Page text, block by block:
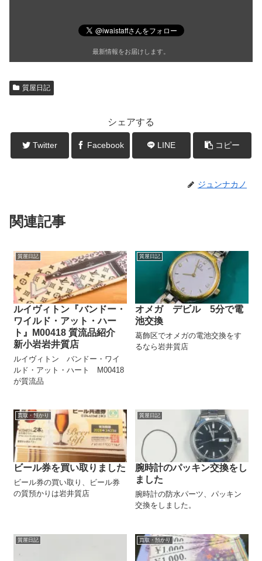
最新情報をお届けします。
質屋日記
シェアする
Twitter Facebook LINE コピー
ジュンナカノ
関連記事
質屋日記
ルイヴィトン『バンドー・
ワイルド・アット・ハー
ト』M00418 質流品紹介
新小岩岩井質店
ルイヴィトン バンドー・ワイ
ルド・アット・ハート M00418
が質流品
質屋日記
オメガ デビル 5分で電
池交換
葛飾区でオメガの電池交換をす
るなら岩井質店
買取・預かり
ビール券を買い取りました
ビール券の買い取り、ビール券
の質預かりは岩井質店
質屋日記
腕時計のパッキン交換をし
ました
腕時計の防水パーツ、パッキン
交換をしました。
質屋日記 買取・預かり